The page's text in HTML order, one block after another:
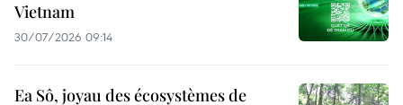
Vietnam
30/07/2026 09:14
Ea Sô, joyau des écosystèmes de